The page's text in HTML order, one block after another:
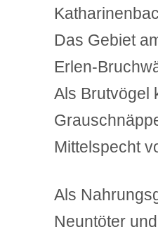
Das Gebiet
Erlen-
Als Brutvögel
Mittelspecht
Als
Neuntöter